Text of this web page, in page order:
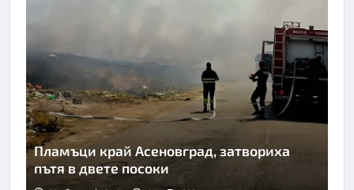
Пламъци край Асеновград, затвориха
пътя в двете посоки